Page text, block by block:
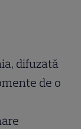
difuzată
de o